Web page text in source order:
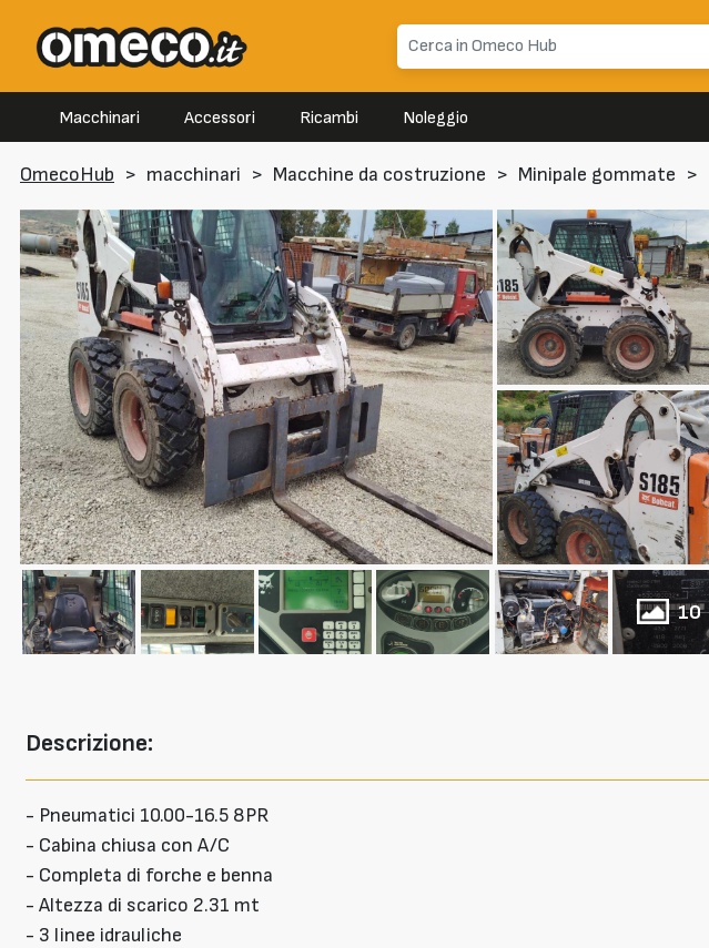
Macchinari Accessori Ricambi Noleggio
OmecoHub > macchinari > Macchine da costruzione > Minipale gommate >
10
Descrizione:
- Pneumatici 10.00-16.5 8PR
- Cabina chiusa con A/C
- Completa di forche e benna
- Altezza di scarico 2.31 mt
- 3 linee idrauliche